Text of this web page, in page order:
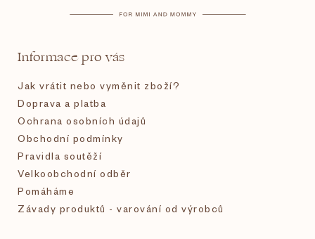
Informace pro vás
Jak vrátit nebo vyměnit zboží?
Doprava a platba
Ochrana osobních údajů
Obchodní podmínky
Pravidla soutěží
Velkoobchodní odběr
Pomáháme
Závady produktů - varování od výrobců